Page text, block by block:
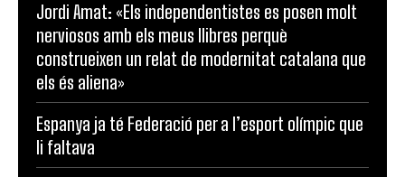
Jordi Amat: «Els independentistes es posen molt
nerviosos amb els meus llibres perquè
construeixen un relat de modernitat catalana que
els és aliena»
Espanya ja té Federació per a l’esport olímpic que
li faltava